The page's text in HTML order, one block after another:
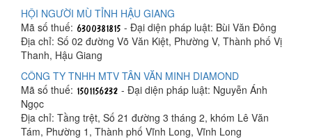
HỘI NGƯỜI MÙ TỈNH HẬU GIANG
Mã số thuế:
- Đại diện pháp luật: Bùi Văn Đông
Địa chỉ: Số 02 đường Võ Văn Kiệt, Phường V, Thành phố Vị
Thanh, Hậu Giang
CÔNG TY TNHH MTV TÂN VĂN MINH DIAMOND
Mã số thuế:
- Đại diện pháp luật: Nguyễn Ánh
Ngọc
Địa chỉ: Tầng trệt, Số 21 đường 3 tháng 2, khóm Lê Văn
Tám, Phường 1, Thành phố Vĩnh Long, Vĩnh Long